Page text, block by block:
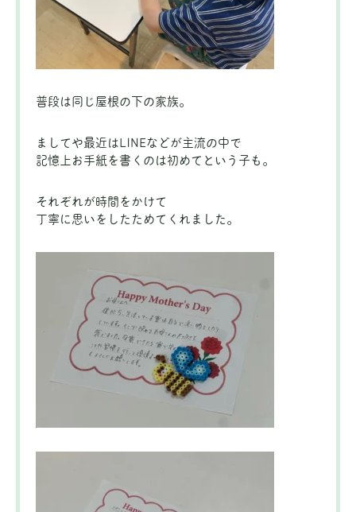
普段は同じ屋根の下の家族。
ましてや最近はLINEなどが主流の中で
記憶上お手紙を書くのは初めてという子も。
それぞれが時間をかけて
丁寧に思いをしたためてくれました。